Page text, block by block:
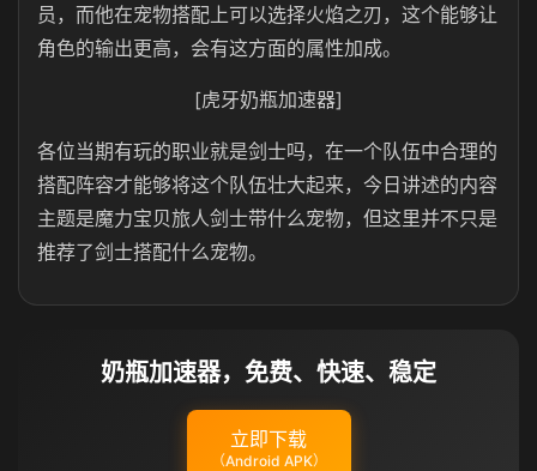
员，而他在宠物搭配上可以选择火焰之刃，这个能够让
角色的输出更高，会有这方面的属性加成。
[虎牙奶瓶加速器]
各位当期有玩的职业就是剑士吗，在一个队伍中合理的
搭配阵容才能够将这个队伍壮大起来，今日讲述的内容
主题是魔力宝贝旅人剑士带什么宠物，但这里并不只是
推荐了剑士搭配什么宠物。
奶瓶加速器，免费、快速、稳定
立即下载
（Android APK）